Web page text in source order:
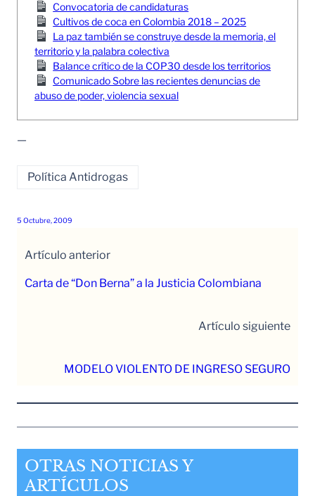
Convocatoria de candidaturas
Cultivos de coca en Colombia 2018 – 2025
La paz también se construye desde la memoria, el
territorio y la palabra colectiva
Balance crítico de la COP30 desde los territorios
Comunicado Sobre las recientes denuncias de
abuso de poder, violencia sexual
—
Política Antidrogas
5 Octubre, 2009
Artículo anterior
Carta de “Don Berna” a la Justicia Colombiana
Artículo siguiente
MODELO VIOLENTO DE INGRESO SEGURO
OTRAS NOTICIAS Y
ARTÍCULOS